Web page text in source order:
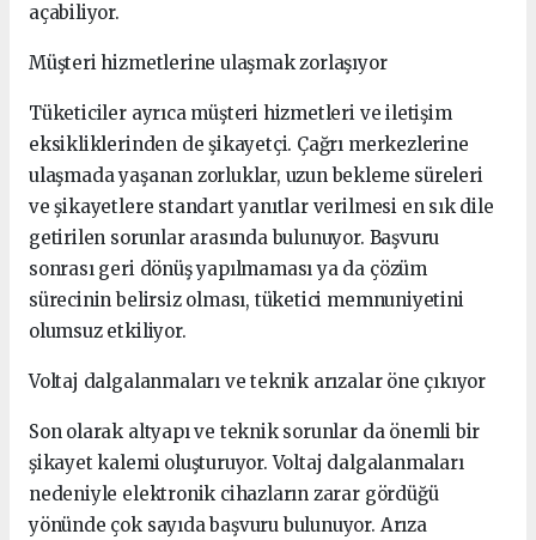
açabiliyor.
Müşteri hizmetlerine ulaşmak zorlaşıyor
Tüketiciler ayrıca müşteri hizmetleri ve iletişim
eksikliklerinden de şikayetçi. Çağrı merkezlerine
ulaşmada yaşanan zorluklar, uzun bekleme süreleri
ve şikayetlere standart yanıtlar verilmesi en sık dile
getirilen sorunlar arasında bulunuyor. Başvuru
sonrası geri dönüş yapılmaması ya da çözüm
sürecinin belirsiz olması, tüketici memnuniyetini
olumsuz etkiliyor.
Voltaj dalgalanmaları ve teknik arızalar öne çıkıyor
Son olarak altyapı ve teknik sorunlar da önemli bir
şikayet kalemi oluşturuyor. Voltaj dalgalanmaları
nedeniyle elektronik cihazların zarar gördüğü
yönünde çok sayıda başvuru bulunuyor. Arıza